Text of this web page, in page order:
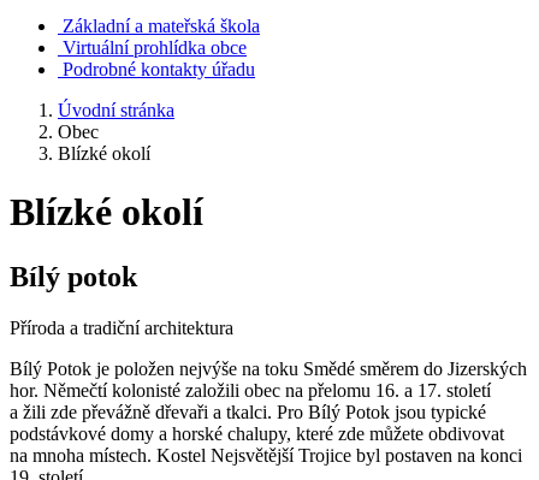
Základní a mateřská škola
Virtuální prohlídka obce
Podrobné kontakty úřadu
Úvodní stránka
Obec
Blízké okolí
Blízké okolí
Bílý potok
Příroda a tradiční architektura
Bílý Potok je položen nejvýše na toku Smědé směrem do Jizerských
hor. Němečtí kolonisté založili obec na přelomu 16. a 17. století
a žili zde převážně dřevaři a tkalci. Pro Bílý Potok jsou typické
podstávkové domy a horské chalupy, které zde můžete obdivovat
na mnoha místech. Kostel Nejsvětější Trojice byl postaven na konci